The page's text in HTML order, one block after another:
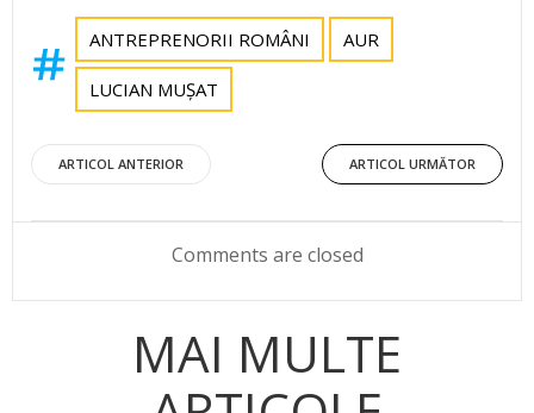
ANTREPRENORII ROMÂNI AUR
LUCIAN MUȘAT
Post
navigation
ARTICOL ANTERIOR
Post
navigation
ARTICOL URMĂTOR
Comments are closed
MAI MULTE